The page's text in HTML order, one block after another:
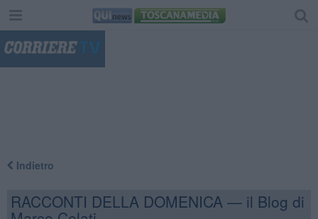
Indietro
RACCONTI DELLA DOMENICA — il Blog di